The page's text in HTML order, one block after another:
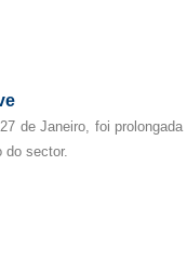
de Janeiro, foi prolongada
do sector.